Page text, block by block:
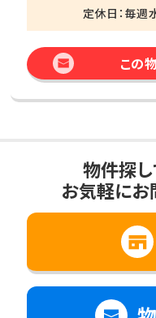
定休日：毎週
この
物件探し
お気軽にお